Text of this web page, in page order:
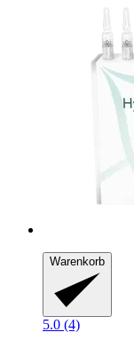
Warenkorb
5.0 (4)